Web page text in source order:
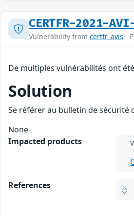
CERTFR-2021-
Vulnerability from certfr_avis -
De multiples vulnérabilités ont
Solution
Se référer au bulletin de
None
Impacted products
References